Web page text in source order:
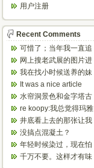
用户注册
Recent Comments
可惜了；当年我一直追
着这个，看博主夫妇一
步步在多伦...
网上搜老武展的图片进
来了，一晃是你十年前
的帖子，时...
我在找小时候送养的妹
妹，有人QQ找我说找到
了匹配的...
It was a nice article
and...
水帘洞景色和金字塔古
迹都不错。
re koopy:我总觉得玛雅
人见过外星人。不然哪...
井底看上去的那张让我
想起了蝙蝠侠。。下棋
那张会不会...
没搞点混凝土？
年轻时候染过，现在怕
伤头发不敢染了。不过
千万不要。这样才有味